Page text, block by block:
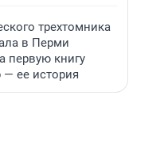
трехтомника
в Перми
первую книгу
— ее история